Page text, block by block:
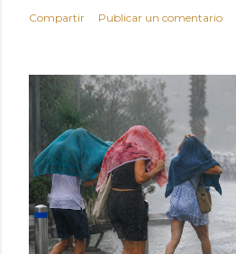
Compartir Publicar un comentario